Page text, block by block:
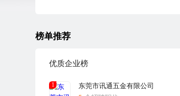
榜单推荐
优质企业榜
1
东莞市讯通五金有限公司